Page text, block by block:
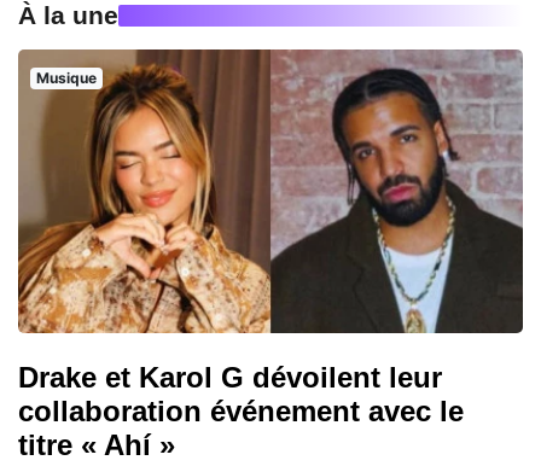
À la une
Musique
Drake et Karol G dévoilent leur
collaboration événement avec le
titre « Ahí »